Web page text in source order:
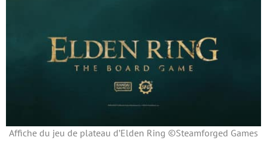
Affiche du jeu de plateau d’Elden Ring ©Steamforged Games